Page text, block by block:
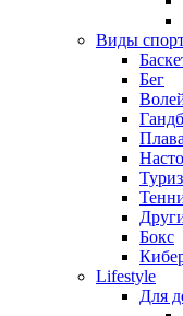
Виды
Бег
Бокс
Lifestyle
Для